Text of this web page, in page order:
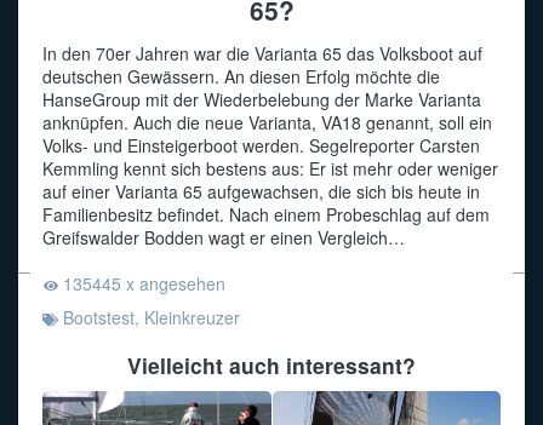
65?
In den 70er Jahren war die Varianta 65 das Volksboot auf
deutschen Gewässern. An diesen Erfolg möchte die
HanseGroup mit der Wiederbelebung der Marke Varianta
anknüpfen. Auch die neue Varianta, VA18 genannt, soll ein
Volks- und Einsteigerboot werden. Segelreporter Carsten
Kemmling kennt sich bestens aus: Er ist mehr oder weniger
auf einer Varianta 65 aufgewachsen, die sich bis heute in
Familienbesitz befindet. Nach einem Probeschlag auf dem
Greifswalder Bodden wagt er einen Vergleich…
135445 x angesehen
Bootstest, Kleinkreuzer
Vielleicht auch interessant?
Funkalphabet